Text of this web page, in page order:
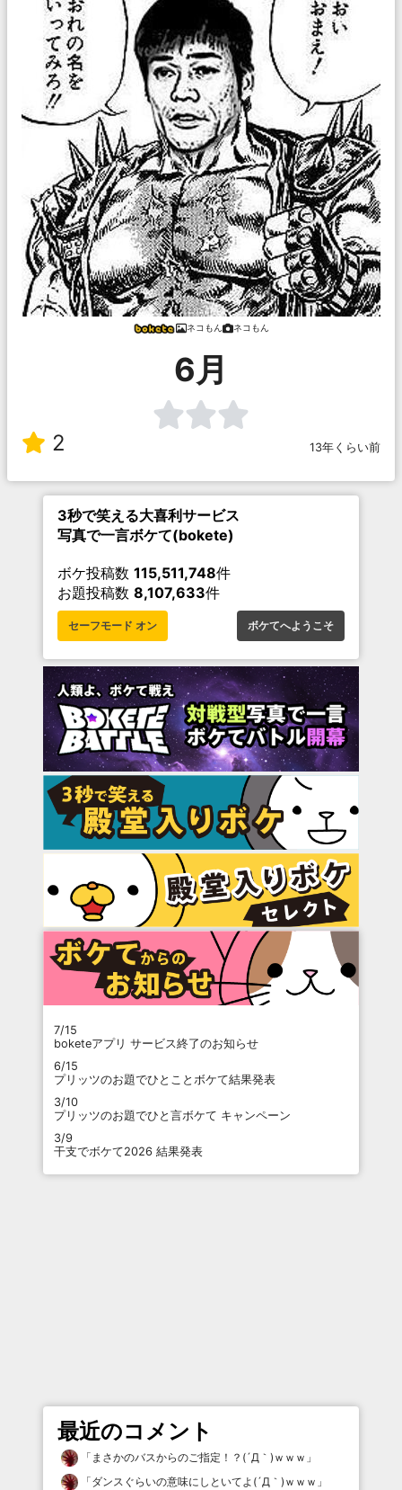
ネコもん ネコもん
6月
2 13年くらい前
3秒で笑える大喜利サービス
写真で一言ボケて(bokete)
ボケ投稿数 115,511,748件
お題投稿数 8,107,633件
セーフモード オン ボケてへようこそ
7/15
boketeアプリ サービス終了のお知らせ
6/15
プリッツのお題でひとことボケて結果発表
3/10
プリッツのお題でひと言ボケて キャンペーン
3/9
干支でボケて2026 結果発表
最近のコメント
「 まさかのバスからのご指定！？(´Д｀)ｗｗｗ 」
「ダンスぐらいの意味にしといてよ(´Д｀)ｗｗｗ 」